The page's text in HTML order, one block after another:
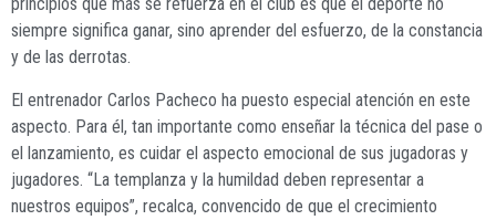
siempre significa ganar, sino aprender del esfuerzo, de la constancia
y de las derrotas.
El entrenador Carlos Pacheco ha puesto especial atención en este
aspecto. Para él, tan importante como enseñar la técnica del pase o
el lanzamiento, es cuidar el aspecto emocional de sus jugadoras y
jugadores. “La templanza y la humildad deben representar a
nuestros equipos”, recalca, convencido de que el crecimiento